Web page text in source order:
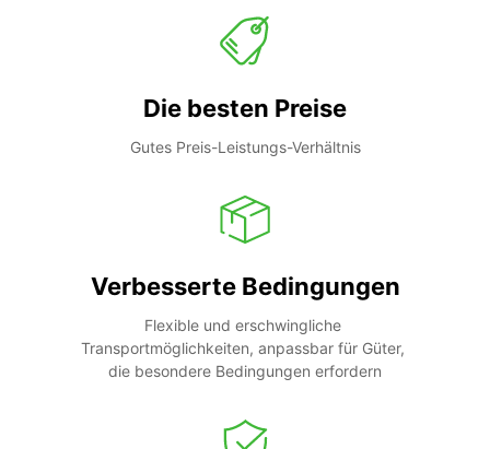
Die besten Preise
Gutes Preis-Leistungs-Verhältnis
Verbesserte Bedingungen
Flexible und erschwingliche
Transportmöglichkeiten, anpassbar für Güter,
die besondere Bedingungen erfordern